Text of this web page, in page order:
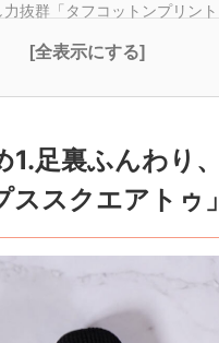
抜群「タフコットンプリント
[全表示にする]
1.足裏ふんわり
スクエアトゥ」